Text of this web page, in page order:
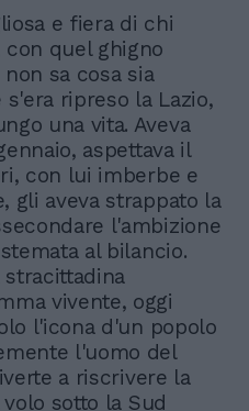
e fiera di chi
quel ghigno
sa cosa sia
ripreso la Lazio,
una vita. Aveva
aspettava il
con lui imberbe e
gli aveva strappato la
l'ambizione
al bilancio.
stracittadina
vivente, oggi
l'icona d'un popolo
l'uomo del
a riscrivere la
sotto la Sud